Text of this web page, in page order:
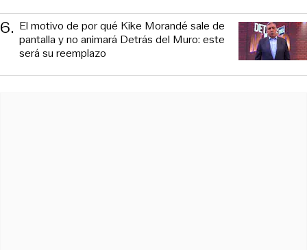
6. El motivo de por qué Kike Morandé sale de
pantalla y no animará Detrás del Muro: este
será su reemplazo